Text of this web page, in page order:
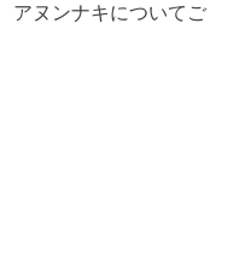
アヌンナキについてご